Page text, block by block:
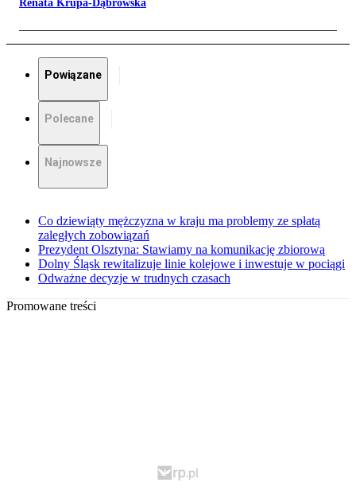
Renata Krupa-Dąbrowska
Powiązane
Polecane
Najnowsze
Co dziewiąty mężczyzna w kraju ma problemy ze spłatą
zaległych zobowiązań
Prezydent Olsztyna: Stawiamy na komunikację zbiorową
Dolny Śląsk rewitalizuje linie kolejowe i inwestuje w pociągi
Odważne decyzje w trudnych czasach
Promowane treści